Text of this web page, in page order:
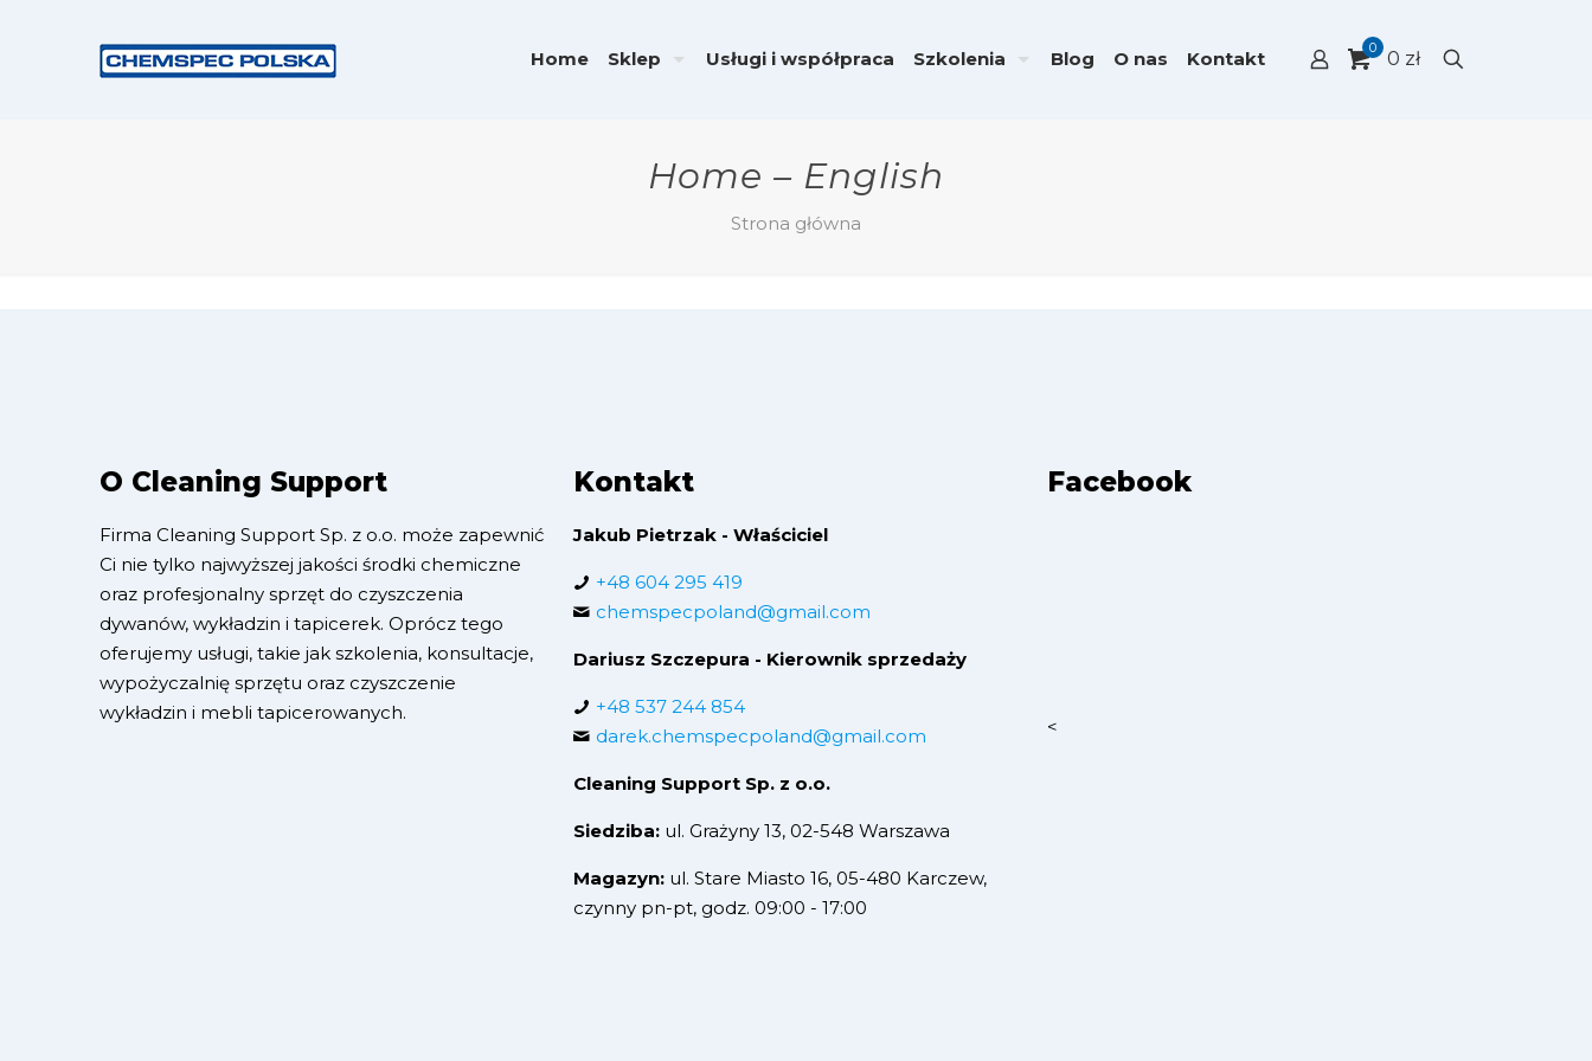
Home Sklep Usługi i współpraca Szkolenia Blog O nas Kontakt 0 0 zł
Home – English
Strona główna
O Cleaning Support
Firma Cleaning Support Sp. z o.o. może zapewnić
Ci nie tylko najwyższej jakości środki chemiczne
oraz profesjonalny sprzęt do czyszczenia
dywanów, wykładzin i tapicerek. Oprócz tego
oferujemy usługi, takie jak szkolenia, konsultacje,
wypożyczalnię sprzętu oraz czyszczenie
wykładzin i mebli tapicerowanych.
Kontakt
Jakub Pietrzak - Właściciel
+48 604 295 419
chemspecpoland@gmail.com
Dariusz Szczepura - Kierownik sprzedaży
+48 537 244 854
darek.chemspecpoland@gmail.com
Cleaning Support Sp. z o.o.
Siedziba:ul. Grażyny 13, 02-548 Warszawa
Magazyn:ul. Stare Miasto 16, 05-480 Karczew,
czynny pn-pt, godz. 09:00 - 17:00
Facebook
<